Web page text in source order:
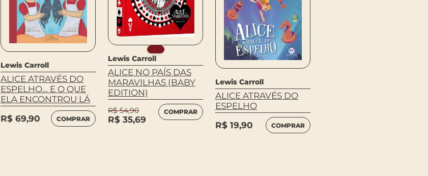
Lewis Carroll
ALICE ATRAVÉS DO
ESPELHO… E O QUE
ELA ENCONTROU LÁ
R$ 69,90 COMPRAR
Lewis Carroll
ALICE NO PAÍS DAS
MARAVILHAS (BABY
EDITION)
R$54,90
R$ 35,69
COMPRAR
Lewis Carroll
ALICE ATRAVÉS DO
ESPELHO
R$ 19,90 COMPRAR